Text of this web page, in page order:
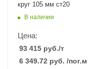
круг 105 мм ст20
В наличии
Цена:
93 415 руб./т
6 349.72 руб. /пог.м